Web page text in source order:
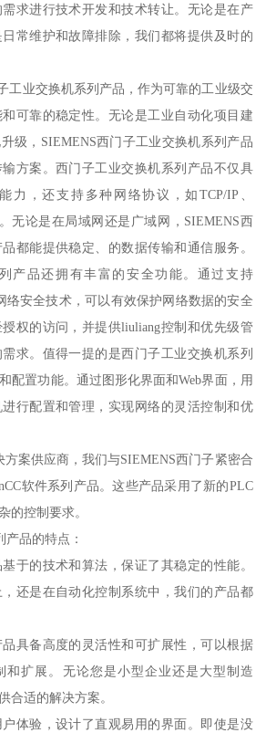
求进行技术开发和技术转让。无论是在产
常维护和故障排除，我们都将提供及时的
交换机系列产品，作为可靠的工业级交
可靠的稳定性。无论是工业自动化项目建
级，SIEMENS西门子工业交换机系列产品
方案。西门子工业交换机系列产品不仅具
力，还支持多种网络协议，如TCP/IP、
无论是在局域网还是广域网，SIEMENS西
都能提供稳定、的数据传输和通信服务。
产品还拥有丰富的安全功能。通过支持
络安全技术，可以有效保护网络数据的安全
权的访问，并提供liuliang控制和优先级管
求。值得一提的是西门子工业交换机系列
配置功能。通过图形化界面和Web界面，用
行配置和管理，实现网络的灵活控制和优
供应商，我们与SIEMENS西门子紧密合
软件系列产品。这些产品采用了新的PLC
的控制要求。
品的特点：
于的技术和算法，保证了其稳定的性能。
还是在自动化控制系统中，我们的产品都
具备高度的灵活性和可扩展性，可以根据
和扩展。无论您是小型企业还是大型制造
合适的解决方案。
体验，设计了直观易用的界面。即使是没